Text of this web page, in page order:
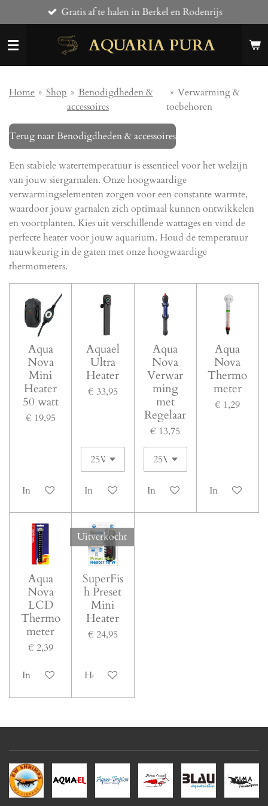
direct
naar
AQUARIA PURA
Gratis af te halen in Berkel en Rodenrijs
Home » Shop » Benodigdheden &
accessoires
» Verwarming &
toebehoren
Terug naar Benodigdheden & accessoires
Een stabiele watertemperatuur is essentieel voor het welzijn
van jouw siergarnalen. Onze hoogwaardige
verwarmingselementen zorgen voor een constante warmte,
waardoor jouw garnalen zich optimaal kunnen ontwikkelen
en voortplanten. Kies uit verschillende wattages en vind de
perfecte heater voor jouw aquarium. Houd de temperatuur
nauwkeurig in de gaten met onze hoogwaardige
thermometers.
Aqua
Nova
Mini
Heater
50 watt
€ 19,95
In winkelwagen
Aquael
Ultra
Heater
€ 33,95
In winkelwagen
Aqua
Nova
Verwar
ming
met
Regelaar
€ 13,75
In winkelwagen
Aqua
Nova
Thermo
meter
€ 1,29
In
Aqua
Nova
LCD
Thermo
meter
€ 2,39
In winkelwagen
Uitverkocht
SuperFis
h Preset
Mini
Heater
€ 24,95
Houd mij op de hoogte